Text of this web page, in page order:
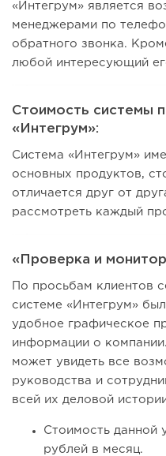
«Интегрум» является
менеджерами по
обратного звонка.
любой интересующий
Стоимость системы
«Интегрум»:
Система «Интегрум»
основных продуктов,
отличается друг от
рассмотреть каждый
«Проверка и
По просьбам клиентов
системе «Интегрум»
удобное графическое
информации о
может увидеть все
руководства и
всей их деловой
Стоимость данной
рублей в месяц.